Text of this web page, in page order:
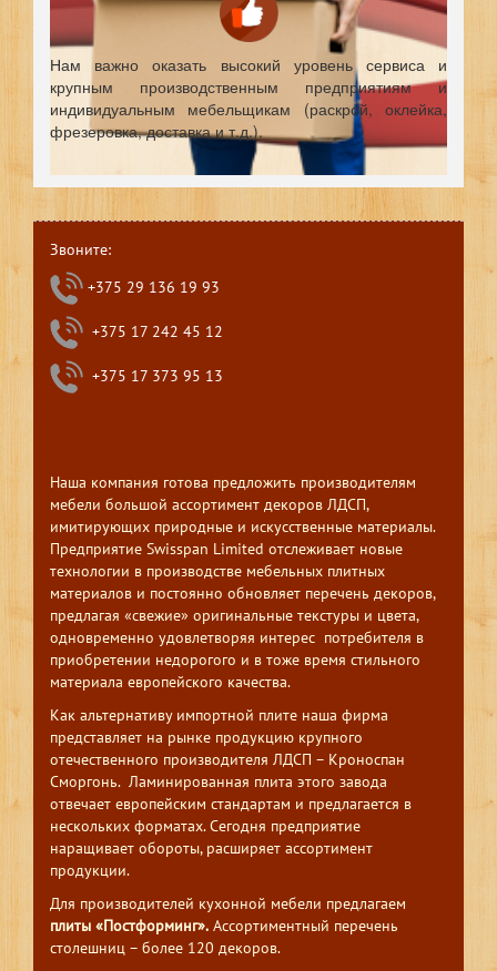
Нам важно оказать высокий уровень сервиса и
крупным производственным предприятиям и
индивидуальным мебельщикам (раскрой, оклейка,
фрезеровка, доставка и т.д.).
Звоните:
+375 29 136 19 93
+375 17 242 45 12
+375 17 373 95 13
Наша компания готова предложить производителям
мебели большой ассортимент декоров ЛДСП,
имитирующих природные и искусственные материалы.
Предприятие Swisspan Limited отслеживает новые
технологии в производстве мебельных плитных
материалов и постоянно обновляет перечень декоров,
предлагая «свежие» оригинальные текстуры и цвета,
одновременно удовлетворяя интерес потребителя в
приобретении недорогого и в тоже время стильного
материала европейского качества.
Как альтернативу импортной плите наша фирма
представляет на рынке продукцию крупного
отечественного производителя ЛДСП – Кроноспан
Сморгонь. Ламинированная плита этого завода
отвечает европейским стандартам и предлагается в
нескольких форматах. Сегодня предприятие
наращивает обороты, расширяет ассортимент
продукции.
Для производителей кухонной мебели предлагаем
плиты «Постформинг». Ассортиментный перечень
столешниц – более 120 декоров.